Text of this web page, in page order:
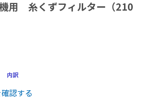
用 糸くずフィルター（210
内訳
認する